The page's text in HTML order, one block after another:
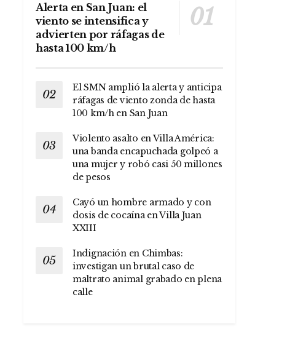
Alerta en San Juan: el
viento se intensifica y
advierten por ráfagas de
hasta 100 km/h
El SMN amplió la alerta y anticipa
ráfagas de viento zonda de hasta
100 km/h en San Juan
Violento asalto en Villa América:
una banda encapuchada golpeó a
una mujer y robó casi 50 millones
de pesos
Cayó un hombre armado y con
dosis de cocaína en Villa Juan
XXIII
Indignación en Chimbas:
investigan un brutal caso de
maltrato animal grabado en plena
calle